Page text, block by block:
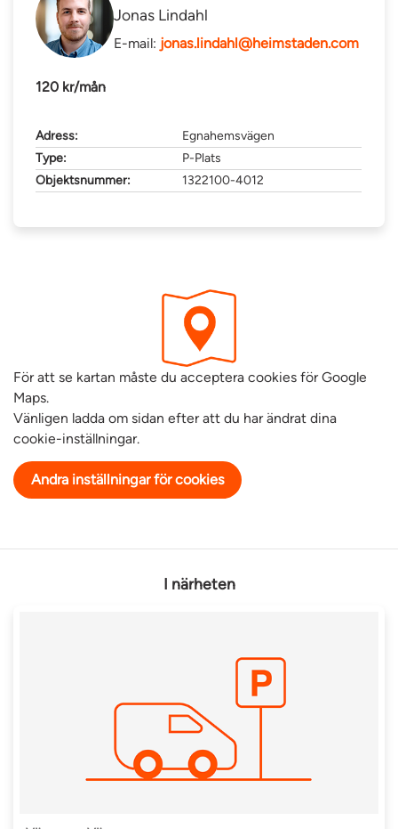
Jonas Lindahl
E-mail: jonas.lindahl@heimstaden.com
120 kr/mån
Adress:
Egnahemsvägen
Type:
P-Plats
Objektsnummer:
1322100-4012
För att se kartan måste du acceptera cookies för Google
Maps.
Vänligen ladda om sidan efter att du har ändrat dina
cookie-inställningar.
Andra inställningar för cookies
I närheten